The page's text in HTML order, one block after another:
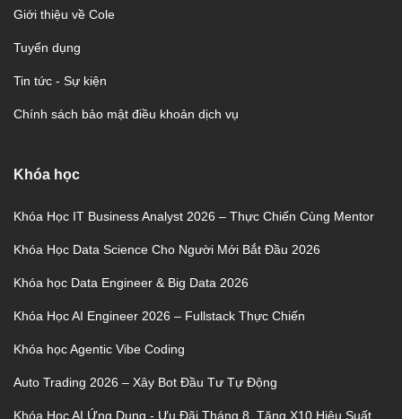
Giới thiệu về Cole
Tuyển dụng
Tin tức - Sự kiện
Chính sách bảo mật điều khoản dịch vụ
Khóa học
Khóa Học IT Business Analyst 2026 – Thực Chiến Cùng Mentor
Khóa Học Data Science Cho Người Mới Bắt Đầu 2026
Khóa học Data Engineer & Big Data 2026
Khóa Học AI Engineer 2026 – Fullstack Thực Chiến
Khóa học Agentic Vibe Coding
Auto Trading 2026 – Xây Bot Đầu Tư Tự Động
Khóa Học AI Ứng Dụng - Ưu Đãi Tháng 8, Tăng X10 Hiệu Suất